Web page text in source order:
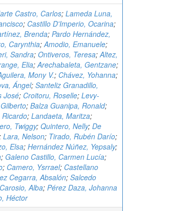
Castro, Carlos; Lameda Luna,
; Castillo D'Imperio, Ocarina;
Brenda; Pardo Hernández,
Carynthia;Amodio, Emanuele;
Sandra; Ontiveros, Teresa;Altez,
Elia;Arechabaleta, Gentzane;
Mony V.; Chávez, Yohanna;
Ángel; Santeliz Granadillo,
José; Croitoru, Roselle; Levy-
; Balza Guanipa, Ronald;
; Landaeta, Maritza;
Twiggy; Quintero, Nelly; De
Lara, Nelson; Tirado, Rubén Darío;
Elsa; Hernández Núñez, Yepsaly;
; Galeno Castillo, Carmen Lucía;
; Camero, Ysrrael; Castellano
Cegarra, Absalón; Salcedo
Carosio, Alba; Pérez Daza, Johanna
Héctor